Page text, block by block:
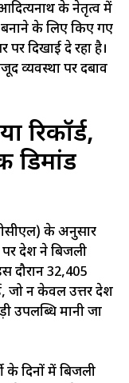
आदित्यनाथ के नेतृत्व में
के लिए किए गए
दिखाई दे रहा है।
व्यवस्था पर दबाव
रिकॉर्ड,
डिमांड
के अनुसार
प्रदेश ने बिजली
दौरान 32,405
जो न केवल उत्तर प्रदेश
उपलब्धि मानी जा
के दिनों में बिजली